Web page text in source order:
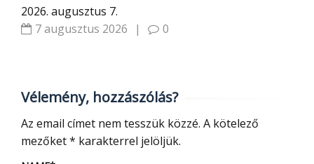
2026. augusztus 7.
7 augusztus 2026
| 0
Vélemény, hozzászólás?
Az email címet nem tesszük közzé. A kötelező
mezőket* karakterrel jelöljük.